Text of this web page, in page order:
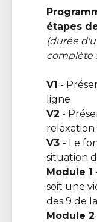
étapes
(durée
complète
V1 -
ligne
V2 -
V3 - Le
situation
Module 1
soit une
des 9 de
Module 2